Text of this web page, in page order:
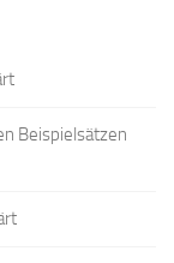
Beispielsätzen